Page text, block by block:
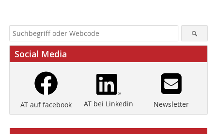
Social Media
AT auf facebook AT bei Linkedin Newsletter